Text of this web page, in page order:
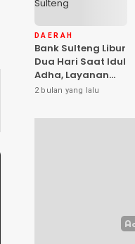
DAERAH
Bank Sulteng Libur
Dua Hari Saat Idul
Adha, Layanan
Kas Kembali
2 bulan yang lalu